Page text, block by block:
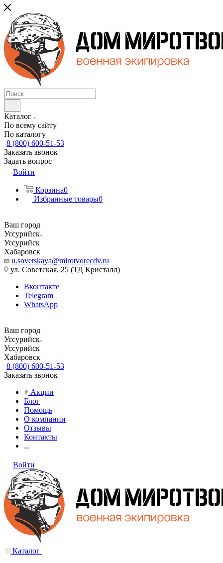
Каталог
По всему сайту
По каталогу
8 (800) 600-51-53
Заказать звонок
Задать вопрос
Войти
Корзина0
Избранные товары0
Ваш город
Уссурийск
Уссурийск
Хабаровск
u.sovetskaya@mirotvorecdv.ru
ул. Советская, 25 (ТД Кристалл)
Вконтакте
Telegram
WhatsApp
Ваш город
Уссурийск
Уссурийск
Хабаровск
8 (800) 600-51-53
Заказать звонок
Акции
Блог
Помощь
О компании
Отзывы
Контакты
...
Войти
Каталог